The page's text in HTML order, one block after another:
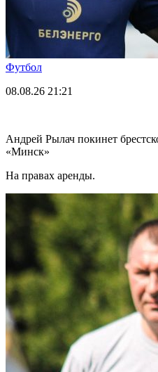
Футбол
08.08.26 21:21
Андрей Рылач покинет
«Минск»
На правах аренды.